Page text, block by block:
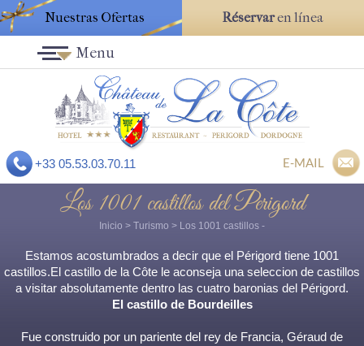
Nuestras Ofertas Réservaren línea
+33 05.53.03.70.11 E-MAIL
Menu
Los 1001 castillos del Perigord
Inicio > Turismo > Los 1001 castillos -
Estamos acostumbrados a decir que el Périgord tiene 1001
castillos.El castillo de la Côte le aconseja una seleccion de castillos
a visitar absolutamente dentro las cuatro baronias del Périgord.
El castillo de Bourdeilles
Fue construido por un pariente del rey de Francia, Géraud de